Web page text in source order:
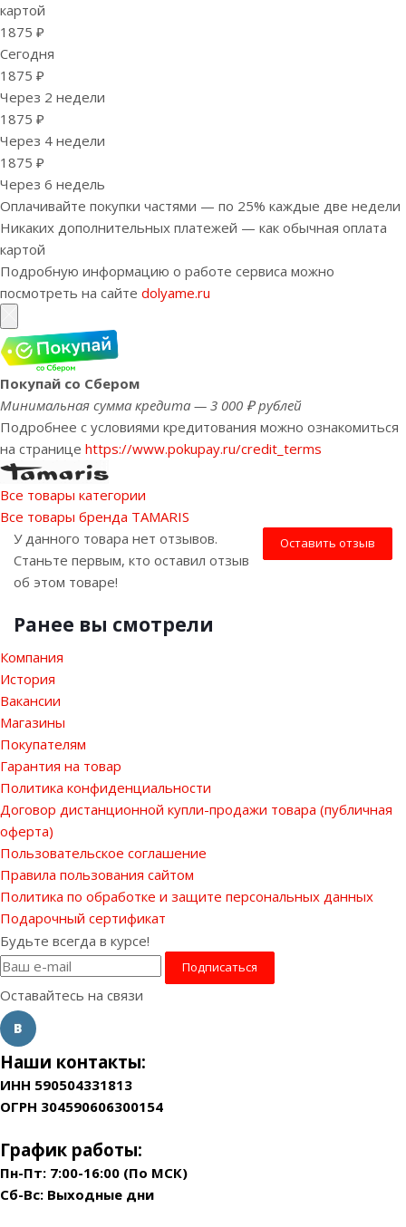
картой
1875 ₽
Сегодня
1875 ₽
Через 2 недели
1875 ₽
Через 4 недели
1875 ₽
Через 6 недель
Оплачивайте покупки частями — по 25% каждые две недели
Никаких дополнительных платежей — как обычная оплата
картой
Подробную информацию о работе сервиса можно
посмотреть на сайте dolyame.ru
Покупай со Сбером
Минимальная сумма кредита — 3 000 ₽ рублей
Подробнее с условиями кредитования можно ознакомиться
на странице https://www.pokupay.ru/credit_terms
Все товары категории
Все товары бренда TAMARIS
Оставить отзыв
У данного товара нет отзывов.
Станьте первым, кто оставил отзыв
об этом товаре!
Ранее вы смотрели
Компания
История
Вакансии
Магазины
Покупателям
Гарантия на товар
Политика конфиденциальности
Договор дистанционной купли-продажи товара (публичная
оферта)
Пользовательское соглашение
Правила пользования сайтом
Политика по обработке и защите персональных данных
Подарочный сертификат
Будьте всегда в курсе!
Оставайтесь на связи
Наши контакты:
ИНН 590504331813
ОГРН 304590606300154
График работы:
Пн-Пт: 7:00-16:00 (По МСК)
Сб-Вс: Выходные дни